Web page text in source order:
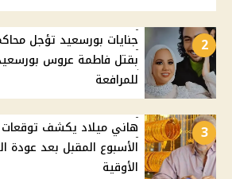
2
جنايات بورسعيد تؤجل
للمرافعة
3
هاني ميلاد يكشف
الأسبوع المقبل بعد عودة
الأوقية